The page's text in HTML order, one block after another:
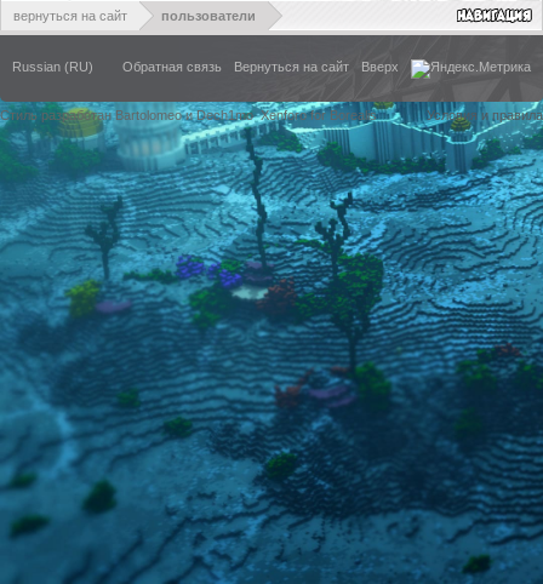
вернуться на сайт пользователи
Russian (RU) Обратная связь Вернуться на сайт Вверх
Стиль разработан Bartolomeo и Dech1moXenforo for Borealis Условия и правила